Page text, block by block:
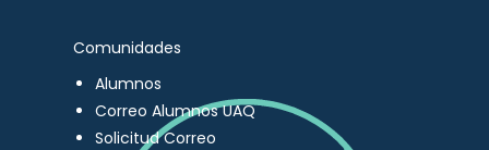
Comunidades
Alumnos
Correo Alumnos UAQ
Solicitud Correo